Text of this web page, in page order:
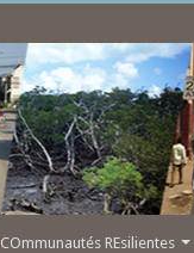
COmmunautés REsilientes